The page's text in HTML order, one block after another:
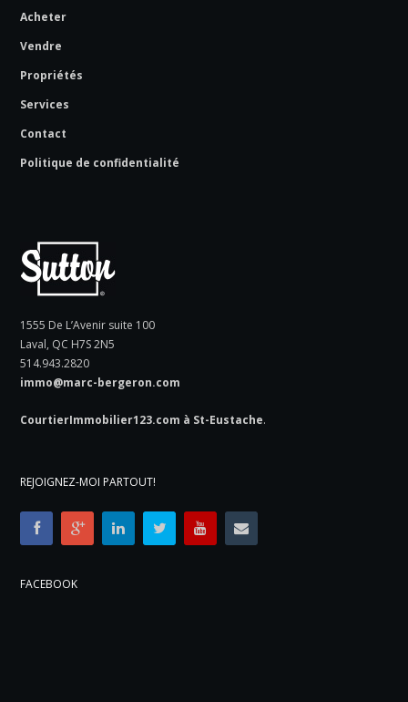
Acheter
Vendre
Propriétés
Services
Contact
Politique de confidentialité
1555 De L’Avenir suite 100
Laval, QC H7S 2N5
514.943.2820
immo@marc-bergeron.com
CourtierImmobilier123.com à St-Eustache.
REJOIGNEZ-MOI PARTOUT!
FACEBOOK